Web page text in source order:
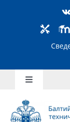
Toggle
Школьникам